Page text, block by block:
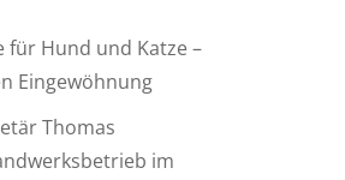
Hund und Katze –
Eingewöhnung
Thomas
im